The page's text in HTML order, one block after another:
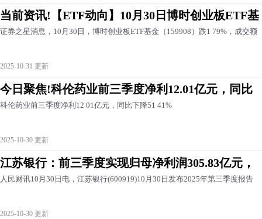
当前资讯!【ETF动向】10月30日博时创业板ETF基
证券之星消息，10月30日，博时创业板ETF基金（159908）跌1 79%，成交额
2025-10-31 更新
今日聚焦!科伦药业前三季度净利12.01亿元，同比
科伦药业前三季度净利12 01亿元，同比下降51 41%
2025-10-30 更新
江苏银行：前三季度实现归母净利润305.83亿元，
人民财讯10月30日电，江苏银行(600919)10月30日发布2025年第三季度报告
2025-10-30 更新